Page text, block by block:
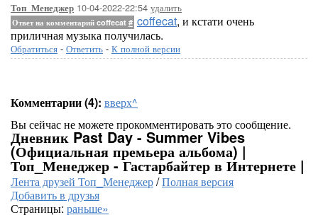
Топ_Менеджер 10-04-2022-22:54 удалить
Ответ на комментарий coffecat # coffecat, и кстати очень
приличная музыка получилась.
Обратиться - Ответить - К полной версии
Комментарии (4): вверх^
Вы сейчас не можете прокомментировать это сообщение.
Дневник Past Day - Summer Vibes
(Официальная премьера альбома) |
Топ_Менеджер - Гастарбайтер в Интернете |
Лента друзей Топ_Менеджер/Полная версия
Добавить в друзья
Страницы: раньше»